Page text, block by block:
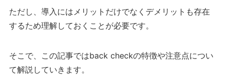
ただし、導入にはメリットだけでなくデメリットも存在
するため理解しておくことが必要です。
そこで、この記事ではback checkの特徴や注意点につい
て解説していきます。